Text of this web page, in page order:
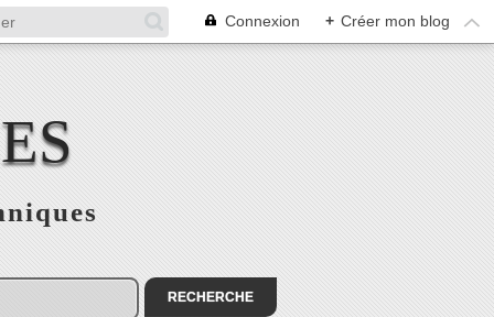
Connexion + Créer mon blog